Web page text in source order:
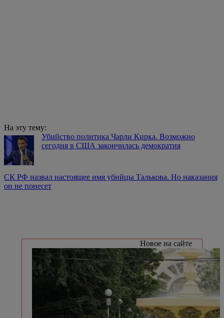
На эту тему:
Убийство политика Чарли Кирка. Возможно
сегодня в США закончилась демократия
СК РФ назвал настоящее имя убийцы Талькова. Но наказания
он не понесет
Новое на сайте